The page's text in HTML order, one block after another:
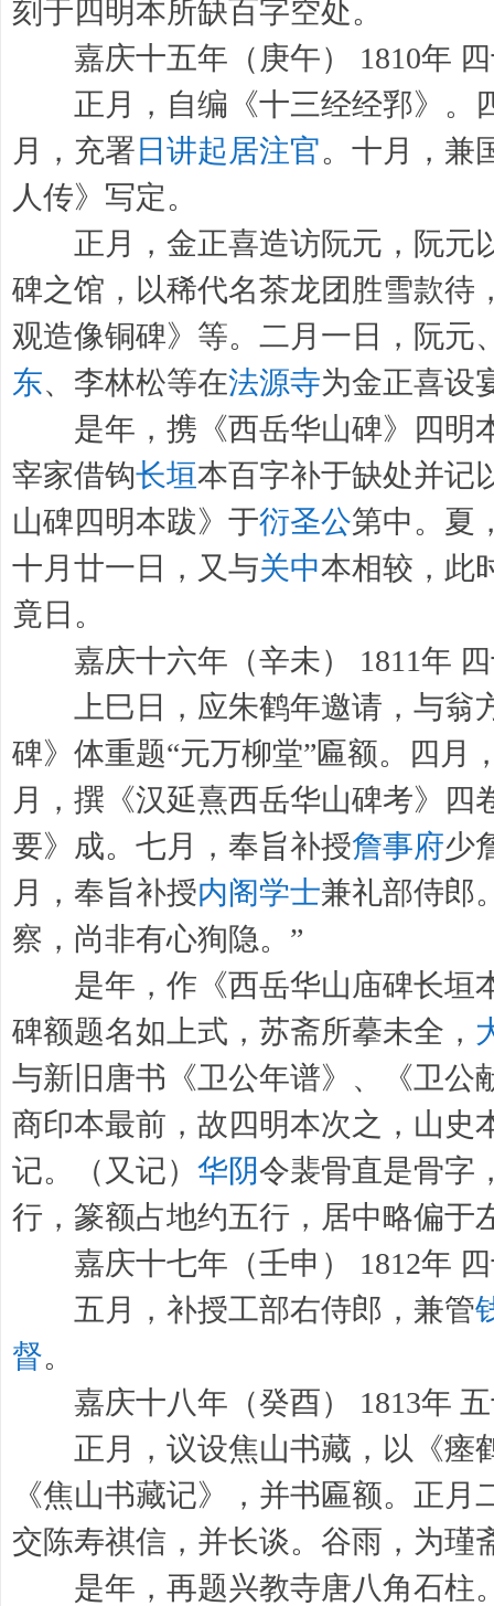
刻于四明本所缺百字空处。
嘉庆十五年（庚午） 1810年 四
正月，自编《十三经经郛》。
月，充署 日讲起居注官。十月，兼
人传》写定。
正月，金正喜造访阮元，阮元
碑之馆，以稀代名茶龙团胜雪款待
观造像铜碑》等。二月一日，阮元
东、李林松等在法源寺为金正喜设
是年，携《西岳华山碑》四明
宰家借钩长垣本百字补于缺处并记
山碑四明本跋》于衍圣公第中。夏
十月廿一日，又与关中本相较，此
竟日。
嘉庆十六年（辛未） 1811年 四
上巳日，应朱鹤年邀请，与翁
碑》体重题“元万柳堂”匾额。四月
月，撰《汉延熹西岳华山碑考》
要》成。七月，奉旨补授詹事府少
月，奉旨补授内阁学士兼礼部侍郎
察，尚非有心狥隐。”
是年，作《西岳华山庙碑长垣
碑额题名如上式，苏斋所摹未全，
与新旧唐书《卫公年谱》、《卫公
商印本最前，故四明本次之，山史
记。（又记） 华阴令裴骨直是骨字
行，篆额占地约五行，居中略偏于
嘉庆十七年（壬申） 1812年 四
五月，补授工部右侍郎，兼管
督。
嘉庆十八年（癸酉） 1813年 五
正月，议设焦山书藏，以《瘗
《焦山书藏记》，并书匾额。正月
交陈寿祺信，并长谈。谷雨，为瑾
是年，再题兴教寺唐八角石柱